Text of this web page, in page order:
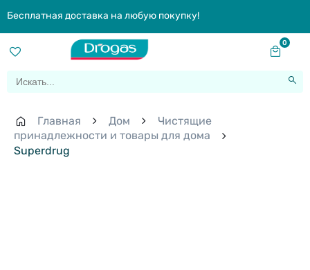
Бесплатная доставка на любую покупку!
0
Главная Дом
Чистящие
принадлежности и товары для дома
Superdrug